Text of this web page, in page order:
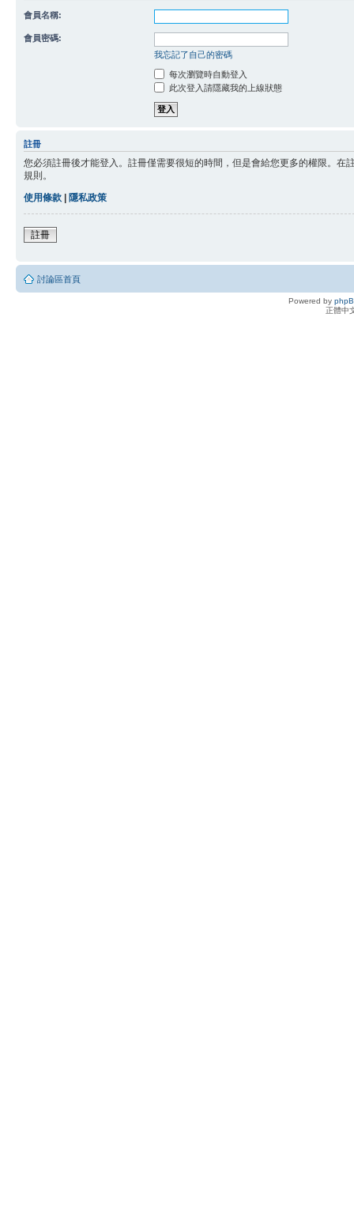
會員名稱:
會員密碼:
我忘記了自己的密碼
每次瀏覽時自動登入
此次登入請隱藏我的上線狀態
註冊
您必須註冊後才能登入。註冊僅需要很短的時間，但是會給您更多的權限。
規則。
使用條款 | 隱私政策
註冊
討論區首頁
Powered by
正體中